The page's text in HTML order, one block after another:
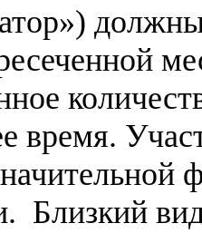
время.
Близкий